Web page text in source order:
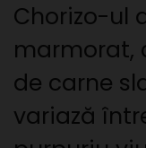
Chorizo-ul
marmorat,
de carne
variază